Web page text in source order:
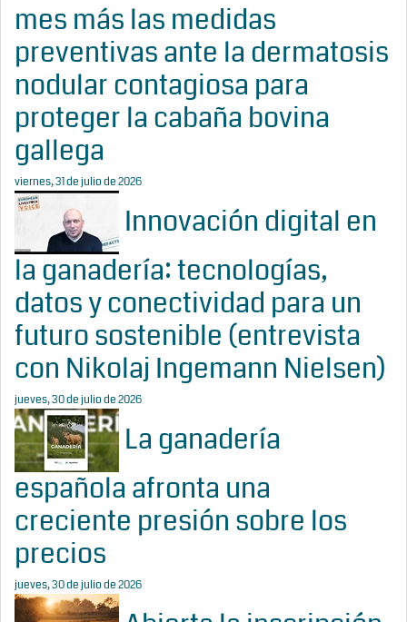
mes más las medidas
preventivas ante la dermatosis
nodular contagiosa para
proteger la cabaña bovina
gallega
viernes, 31 de julio de 2026
Innovación digital en
la ganadería: tecnologías,
datos y conectividad para un
futuro sostenible (entrevista
con Nikolaj Ingemann Nielsen)
jueves, 30 de julio de 2026
La ganadería
española afronta una
creciente presión sobre los
precios
jueves, 30 de julio de 2026